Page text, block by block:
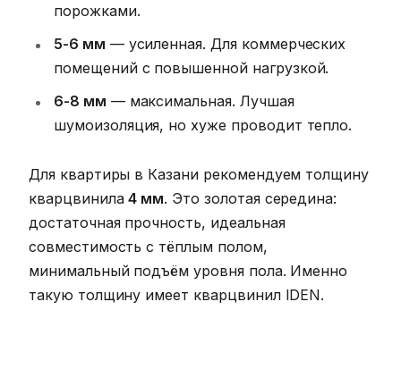
порожками.
5-6 мм — усиленная. Для коммерческих
помещений с повышенной нагрузкой.
6-8 мм — максимальная. Лучшая
шумоизоляция, но хуже проводит тепло.
Для квартиры в Казани рекомендуем толщину
кварцвинила4 мм. Это золотая середина:
достаточная прочность, идеальная
совместимость с тёплым полом,
минимальный подъём уровня пола. Именно
такую толщину имеет кварцвинил IDEN.